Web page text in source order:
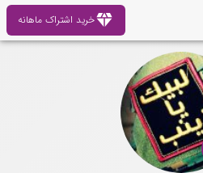
diamondخرید اشتراک ماهانه